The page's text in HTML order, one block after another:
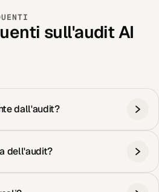
sull'audit AI
dall'audit?
dell'audit?